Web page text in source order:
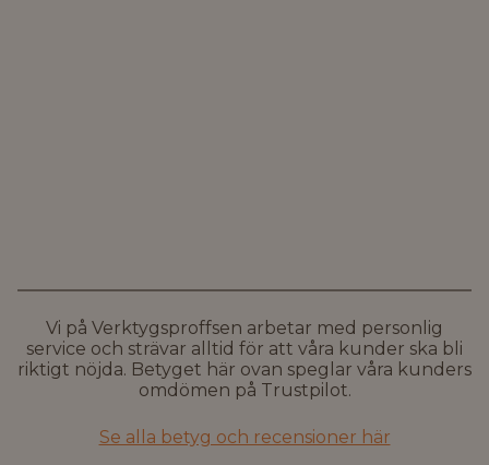
Vi på Verktygsproffsen arbetar med personlig
service och strävar alltid för att våra kunder ska bli
riktigt nöjda. Betyget här ovan speglar våra kunders
omdömen på Trustpilot.
Se alla betyg och recensioner här